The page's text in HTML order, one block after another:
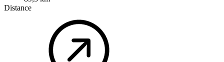
Distance